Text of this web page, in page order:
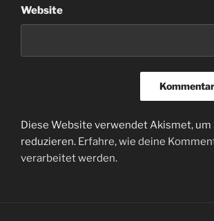
Website
Diese Website verwendet Akismet, um
reduzieren. Erfahre, wie deine
verarbeitet werden.